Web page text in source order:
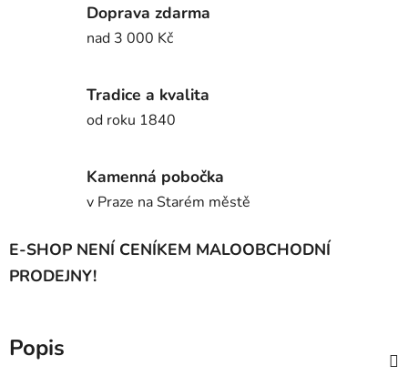
Doprava zdarma
nad 3 000 Kč
Tradice a kvalita
od roku 1840
Kamenná pobočka
v Praze na Starém městě
E-SHOP NENÍ CENÍKEM MALOOBCHODNÍ
PRODEJNY!
Popis